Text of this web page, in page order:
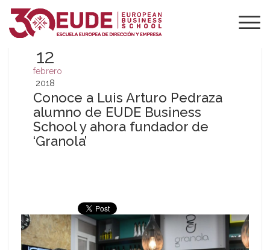
12
febrero
2018
Conoce a Luis Arturo Pedraza
alumno de EUDE Business
School y ahora fundador de
‘Granola’